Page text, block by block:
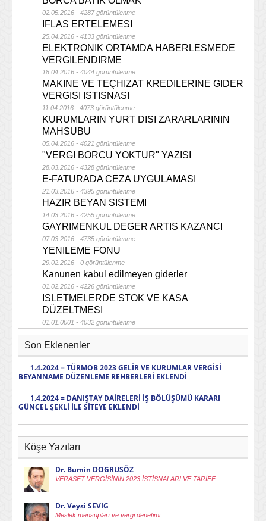
02.05.2016 - 4287 görüntülenme
IFLAS ERTELEMESI
25.04.2016 - 4133 görüntülenme
ELEKTRONIK ORTAMDA HABERLESMEDE
VERGILENDIRME
18.04.2016 - 4044 görüntülenme
MAKINE VE TEÇHIZAT KREDILERINE GIDER
VERGISI ISTISNASI
11.04.2016 - 4073 görüntülenme
KURUMLARIN YURT DISI ZARARLARININ
MAHSUBU
05.04.2016 - 4021 görüntülenme
"VERGI BORCU YOKTUR" YAZISI
28.03.2016 - 4328 görüntülenme
E-FATURADA CEZA UYGULAMASI
21.03.2016 - 4395 görüntülenme
HAZIR BEYAN SISTEMI
14.03.2016 - 4255 görüntülenme
GAYRIMENKUL DEGER ARTIS KAZANCI
07.03.2016 - 4735 görüntülenme
YENILEME FONU
29.02.2016 - 0 görüntülenme
Kanunen kabul edilmeyen giderler
01.02.2016 - 4226 görüntülenme
ISLETMELERDE STOK VE KASA
DÜZELTMESI
01.01.0001 - 4032 görüntülenme
Son Eklenenler
1.4.2024 = TÜRMOB 2023 GELİR VE KURUMLAR VERGİSİ
BEYANNAME DÜZENLEME REHBERLERİ EKLENDİ
1.4.2024 = DANIŞTAY DAİRELERİ İŞ BÖLÜŞÜMÜ KARARI
GÜNCEL ŞEKLİ İLE SİTEYE EKLENDİ
Köşe Yazıları
Dr. Bumin DOGRUSÖZ
VERASET VERGİSİNİN 2023 İSTİSNALARI VE TARİFE
Dr. Veysi SEVIG
Meslek mensupları ve vergi denetimi